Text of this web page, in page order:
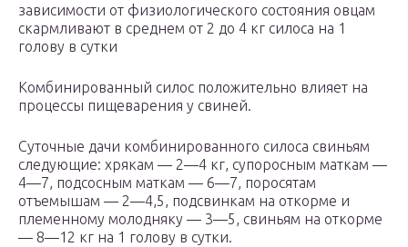
зависимости от физиологического состояния овцам
скармливают в среднем от 2 до 4 кг силоса на 1
голову в сутки
Комбинированный силос положительно влияет на
процессы пищеварения у свиней.
Суточные дачи комбинированного силоса свиньям
следующие: хрякам — 2—4 кг, супоросным маткам —
4—7, подсосным маткам — 6—7, поросятам
отъемышам — 2—4,5, подсвинкам на откорме и
племенному молодняку — 3—5, свиньям на откорме
— 8—12 кг на 1 голову в сутки.